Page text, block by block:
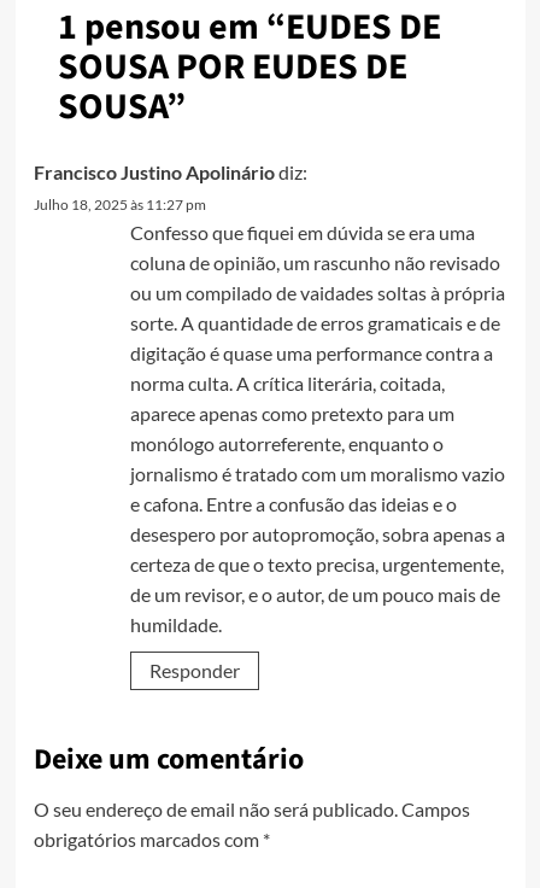
1 pensou em “EUDES DE
SOUSA POR EUDES DE
SOUSA”
Francisco Justino Apolináriodiz:
Julho 18, 2025 às 11:27 pm
Confesso que fiquei em dúvida se era uma
coluna de opinião, um rascunho não revisado
ou um compilado de vaidades soltas à própria
sorte. A quantidade de erros gramaticais e de
digitação é quase uma performance contra a
norma culta. A crítica literária, coitada,
aparece apenas como pretexto para um
monólogo autorreferente, enquanto o
jornalismo é tratado com um moralismo vazio
e cafona. Entre a confusão das ideias e o
desespero por autopromoção, sobra apenas a
certeza de que o texto precisa, urgentemente,
de um revisor, e o autor, de um pouco mais de
humildade.
Responder
Deixe um comentário
O seu endereço de email não será publicado.Campos
obrigatórios marcados com *